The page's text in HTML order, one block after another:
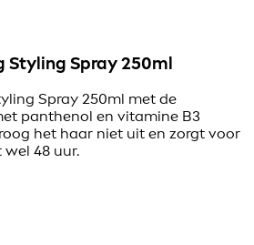
Styling Spray 250ml
Spray 250ml met de
panthenol en vitamine B3
het haar niet uit en zorgt voor
48 uur.